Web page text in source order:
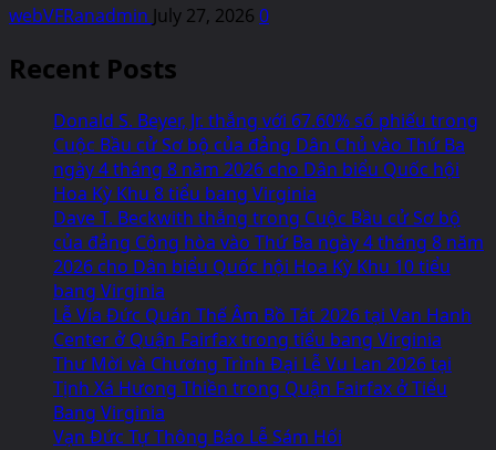
webVFRanadmin July 27, 2026 0
Recent Posts
Donald S. Beyer, Jr. thắng với 67.60% số phiếu trong
Cuộc Bầu cử Sơ bộ của đảng Dân Chủ vào Thứ Ba
ngày 4 tháng 8 năm 2026 cho Dân biểu Quốc hội
Hoa Kỳ Khu 8 tiểu bang Virginia
Dave T. Beckwith thắng trong Cuộc Bầu cử Sơ bộ
của đảng Cộng hòa vào Thứ Ba ngày 4 tháng 8 năm
2026 cho Dân biểu Quốc hội Hoa Kỳ Khu 10 tiểu
bang Virginia
Lễ Vía Đức Quán Thế Âm Bồ Tát 2026 tại Van Hanh
Center ở Quận Fairfax trong tiểu bang Virginia
Thư Mời và Chương Trình Đại Lễ Vu Lan 2026 tại
Tịnh Xá Hưong Thiền trong Quận Fairfax ở Tiểu
Bang Virginia
Vạn Đức Tự Thông Báo Lễ Sám Hối